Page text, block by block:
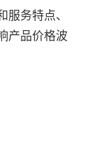
务特点、
产品价格波